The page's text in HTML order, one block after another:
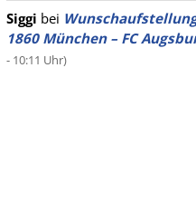
Siggi bei
1860 München – FC
- 10:11 Uhr)